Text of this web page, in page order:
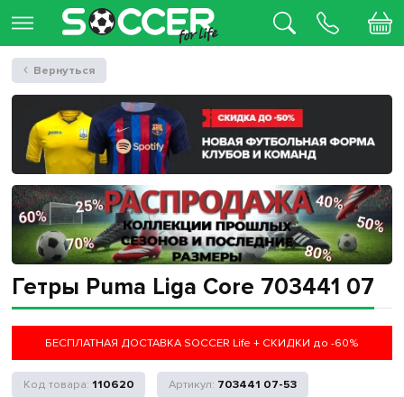
Гетры Puma Liga Core 703441 07
БЕСПЛАТНАЯ ДОСТАВКА SOCCER Life + СКИДКИ до -60%
110620 703441 07-53
Вернуться